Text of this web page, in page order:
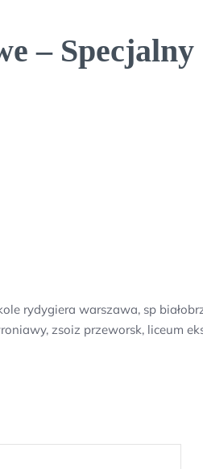
–
rydygiera warszawa, sp
zsoiz przeworsk, liceum